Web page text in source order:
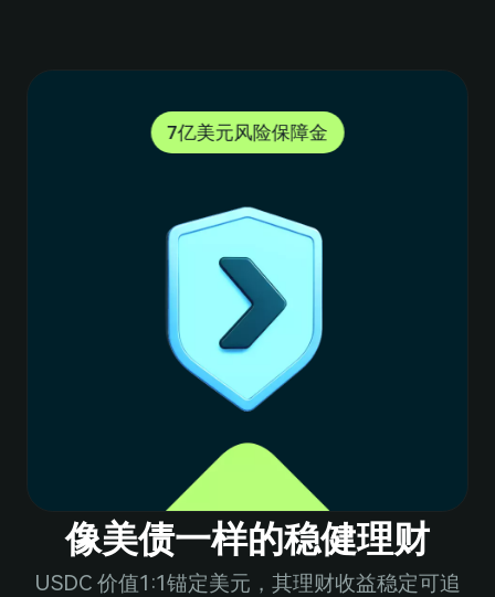
8
1
4
5
6
7
4
5
6
7
资金流向 透明可查
像美债一样的稳健理财
USDC 价值1:1锚定美元，其理财收益稳定可追
15